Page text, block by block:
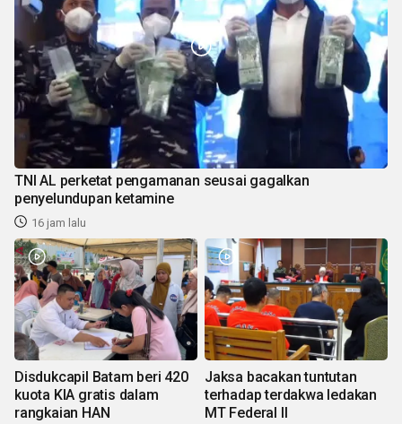
TNI AL perketat pengamanan seusai gagalkan
penyelundupan ketamine
16 jam lalu
Disdukcapil Batam beri 420
kuota KIA gratis dalam
rangkaian HAN
Jaksa bacakan tuntutan
terhadap terdakwa ledakan
MT Federal II